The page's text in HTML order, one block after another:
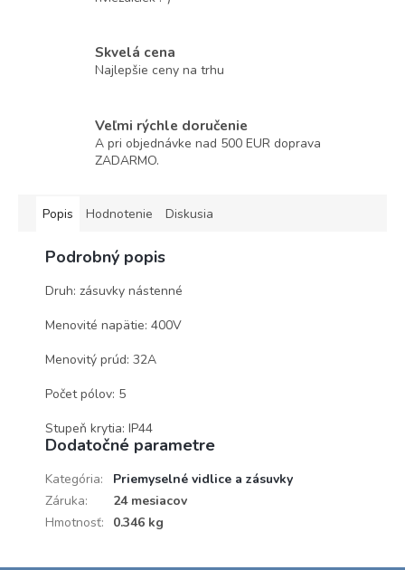
Skvelá cena
Najlepšie ceny na trhu
Veľmi rýchle doručenie
A pri objednávke nad 500 EUR doprava
ZADARMO.
Popis Hodnotenie Diskusia
Podrobný popis
Druh: zásuvky nástenné
Menovité napätie: 400V
Menovitý prúd: 32A
Počet pólov: 5
Stupeň krytia: IP44
Dodatočné parametre
Kategória:
Priemyselné vidlice a zásuvky
Záruka:
24 mesiacov
Hmotnosť: 0.346 kg